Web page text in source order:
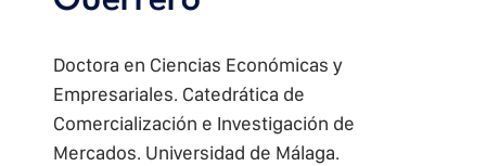
Doctora en Ciencias Económicas y
Empresariales. Catedrática de
Comercialización e Investigación de
Mercados. Universidad de Málaga.